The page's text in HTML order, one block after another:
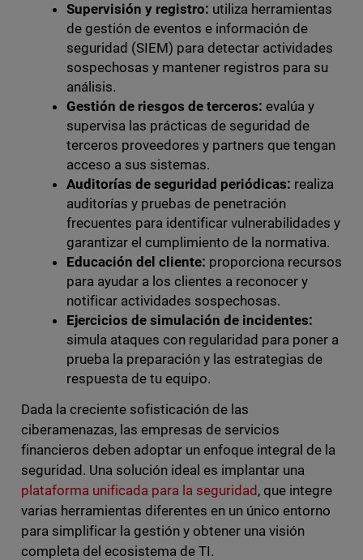
Supervisión y registro: utiliza herramientas
de gestión de eventos e información de
seguridad (SIEM) para detectar actividades
sospechosas y mantener registros para su
análisis.
Gestión de riesgos de terceros: evalúa y
supervisa las prácticas de seguridad de
terceros proveedores y partners que tengan
acceso a sus sistemas.
Auditorías de seguridad periódicas: realiza
auditorías y pruebas de penetración
frecuentes para identificar vulnerabilidades y
garantizar el cumplimiento de la normativa.
Educación del cliente: proporciona recursos
para ayudar a los clientes a reconocer y
notificar actividades sospechosas.
Ejercicios de simulación de incidentes:
simula ataques con regularidad para poner a
prueba la preparación y las estrategias de
respuesta de tu equipo.
Dada la creciente sofisticación de las
ciberamenazas, las empresas de servicios
financieros deben adoptar un enfoque integral de la
seguridad. Una solución ideal es implantar una
plataforma unificada para la seguridad , que integre
varias herramientas diferentes en un único entorno
para simplificar la gestión y obtener una visión
completa del ecosistema de TI.